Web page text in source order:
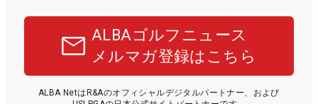
ALBAゴルフニュース
メルマガ登録はこちら
ALBA NetはR&Aのオフィシャルデジタルパートナー、および